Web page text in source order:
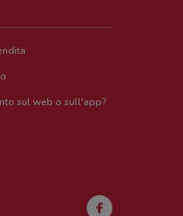
sul web o sull'app?